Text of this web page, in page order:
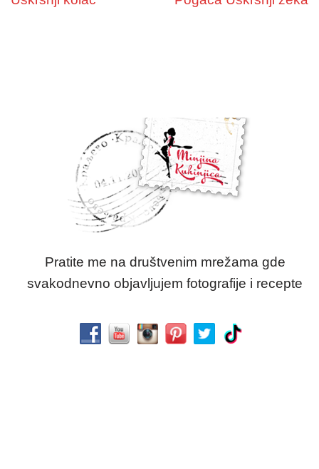
Pratite me na društvenim mrežama gde
svakodnevno objavljujem fotografije i recepte